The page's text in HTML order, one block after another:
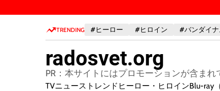
k
TRENDING #ヒーロー #ヒロイン #バンダイ
radosvet.org
PR：本サイトにはプロモーションが含まれ
TVニューストレンド ヒーロー・ヒロインBlu-ray